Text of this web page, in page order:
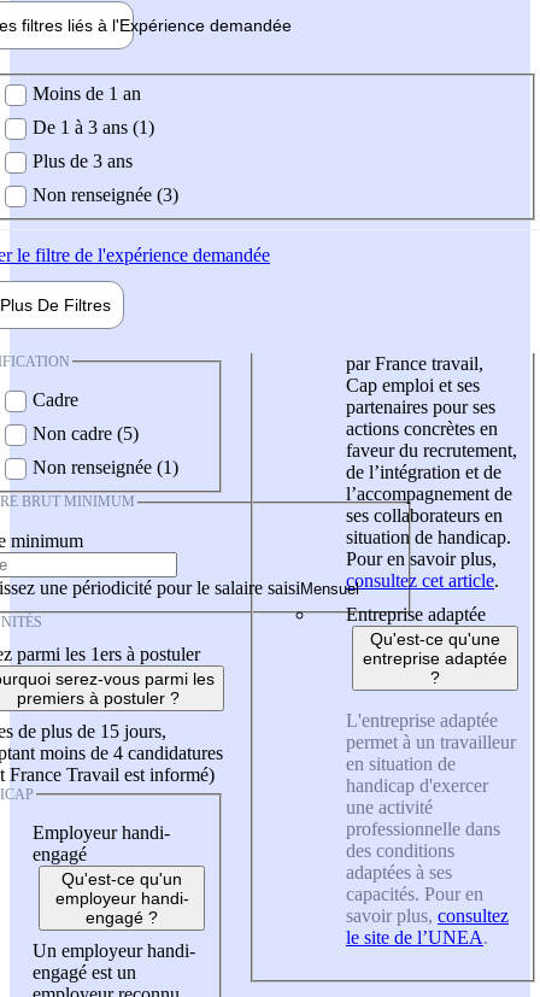
filtres liés à l'Expérience demandée
demandée
Moins de 1 an
De 1 à 3 ans (1)
Plus de 3 ans
Non renseignée (3)
le filtre de l'expérience demandée
Plus De Filtres
Cadre
Non cadre (5)
Non renseignée (1)
BRUT MINIMUM
minimum
une périodicité pour le salaire saisi
parmi les 1ers à postuler
serez-vous parmi les
premiers à postuler ?
de plus de 15 jours,
moins de 4 candidatures
France Travail est informé)
Employeur handi-
engagé
Qu'est-ce qu'un
employeur handi-
engagé ?
Un employeur handi-
engagé est un
par France travail,
Cap emploi et ses
partenaires pour ses
actions concrètes en
faveur du recrutement,
de l’intégration et de
l’accompagnement de
ses collaborateurs en
situation de handicap.
Pour en savoir plus,
consultez cet article.
Entreprise adaptée
Qu'est-ce qu'une
entreprise adaptée
?
L'entreprise adaptée
permet à un travailleur
en situation de
handicap d'exercer
une activité
professionnelle dans
des conditions
adaptées à ses
capacités. Pour en
savoir plus, consultez
le site de l’UNEA.